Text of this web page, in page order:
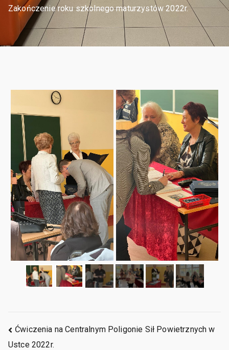
Zakończenie roku szkolnego maturzystów 2022r. ​
Ćwiczenia na Centralnym Poligonie Sił Powietrznych w
Ustce 2022r. ​